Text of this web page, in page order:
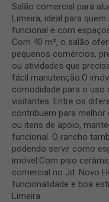
Salão comercial para
Limeira, ideal para
funcional e com
Com 40 m², o salão
pequenos comércios,
ou atividades que
fácil manutenção.O
comodidade para o uso
visitantes. Entre os
contribuem para
ou itens de apoio,
funcional. O rancho
podendo servir como
imóvel.Com piso
comercial no Jd. Novo
funcionalidade e boa
Limeira.